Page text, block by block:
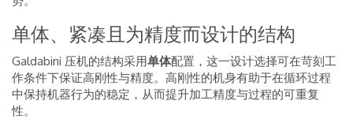
单体、紧凑且为精度而设计的结构
Galdabini 压机的结构采用单体配置，这一设计选择可在苛刻工
作条件下保证高刚性与精度。高刚性的机身有助于在循环过程
中保持机器行为的稳定，从而提升加工精度与过程的可重复
性。